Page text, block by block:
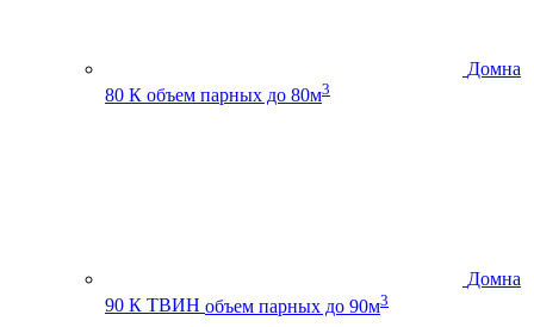
Домна
80 К объем парных до 80м3
Домна
90 К ТВИН объем парных до 90м3